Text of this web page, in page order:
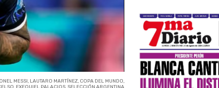
MESSI, LAUTARO MARTÍNEZ, COPA DEL MUNDO,